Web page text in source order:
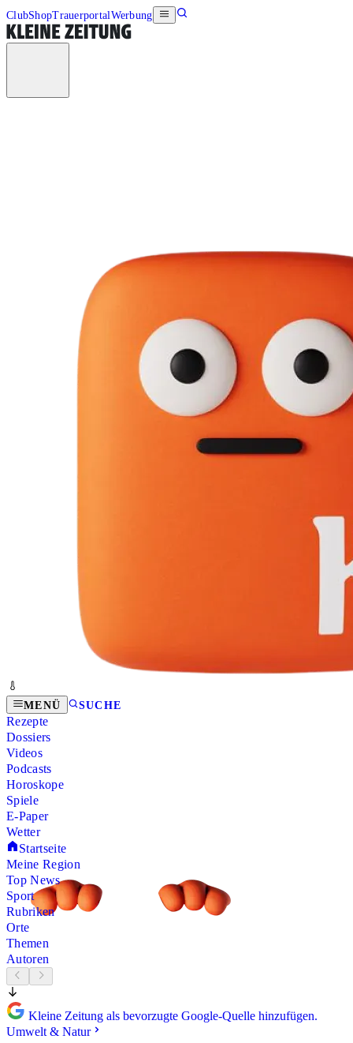
ClubShopTrauerportalWerbung
MENÜ SUCHE
Rezepte
Dossiers
Videos
Podcasts
Horoskope
Spiele
E-Paper
Wetter
Startseite
Meine Region
Top News
Sport
Rubriken
Orte
Themen
Autoren
Kleine Zeitung als bevorzugte Google-Quelle hinzufügen.
Umwelt & Natur